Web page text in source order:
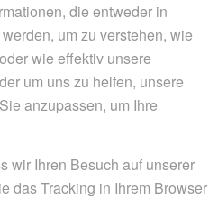
die entweder in
um zu verstehen, wie
wie effektiv unsere
um uns zu helfen, unsere
anzupassen, um Ihre
wir Ihren Besuch auf unserer
das Tracking in Ihrem Browser